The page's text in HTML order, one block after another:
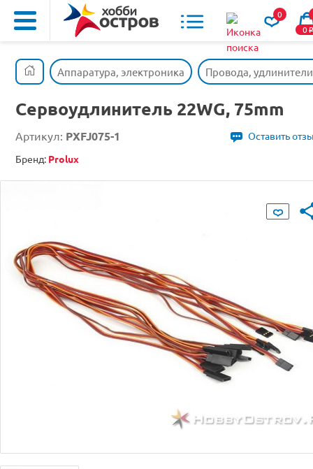
0
0o
Аппаратура, электроника Провода,
Сервоудлинитель 22WG, 75mm
Артикул: PXFJ075-1
Оставить
Бренд: Prolux